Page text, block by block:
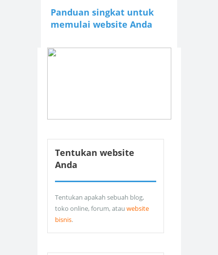
Panduan singkat untuk
memulai website Anda
Tentukan website
Anda
Tentukan apakah sebuah blog,
toko online, forum, atau website
bisnis.